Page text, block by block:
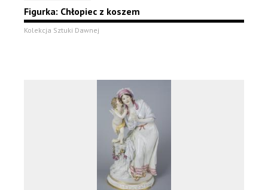
Figurka: Chłopiec z koszem
Kolekcja Sztuki Dawnej